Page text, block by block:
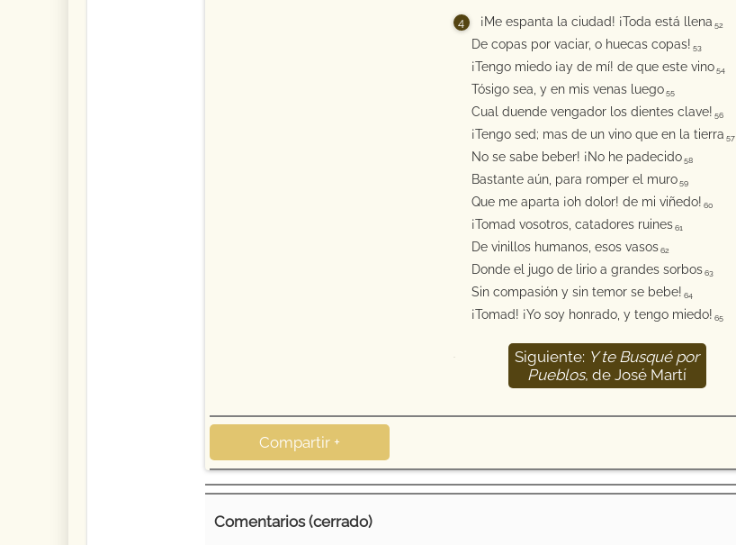
¡Me espanta la ciudad! ¡Toda está llena 52
De copas por vaciar, o huecas copas! 53
¡Tengo miedo ¡ay de mí! de que este vino 54
Tósigo sea, y en mis venas luego 55
Cual duende vengador los dientes clave! 56
¡Tengo sed; mas de un vino que en la tierra 57
No se sabe beber! ¡No he padecido 58
Bastante aún, para romper el muro 59
Que me aparta ¡oh dolor! de mi viñedo! 60
¡Tomad vosotros, catadores ruines 61
De vinillos humanos, esos vasos 62
Donde el jugo de lirio a grandes sorbos 63
Sin compasión y sin temor se bebe! 64
¡Tomad! ¡Yo soy honrado, y tengo miedo! 65
Siguiente: Y te Busqué por
Pueblos, de José Martí
Compartir +
Comentarios (cerrado)